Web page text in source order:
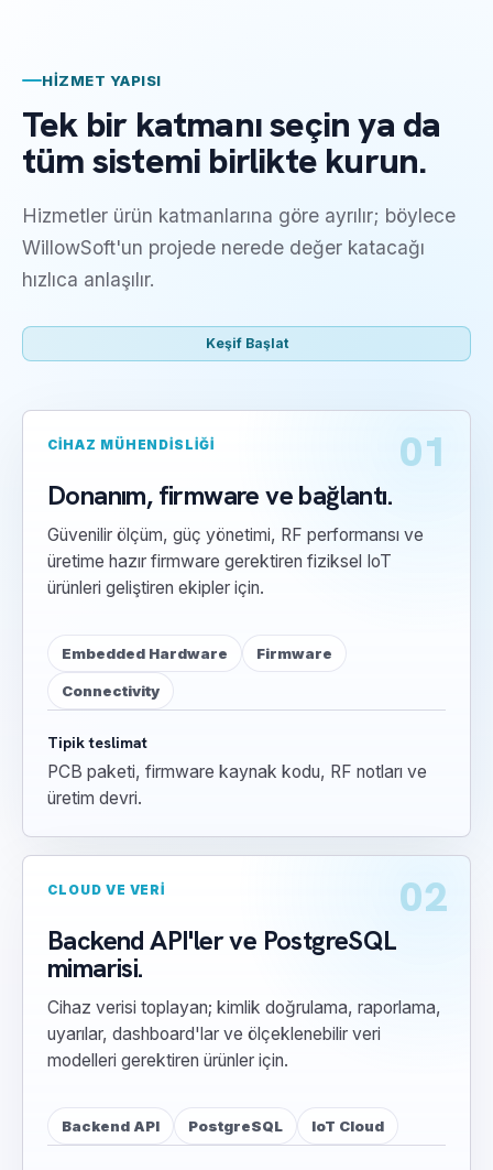
HIZMET YAPISI
Tek bir katmanı seçin ya da
tüm sistemi birlikte kurun.
Hizmetler ürün katmanlarına göre ayrılır; böylece
WillowSoft'un projede nerede değer katacağı
hızlıca anlaşılır.
Keşif Başlat
01
CIHAZ MÜHENDISLIĞI
Donanım, firmware ve bağlantı.
Güvenilir ölçüm, güç yönetimi, RF performansı ve
üretime hazır firmware gerektiren fiziksel IoT
ürünleri geliştiren ekipler için.
Embedded Hardware Firmware
Connectivity
Tipik teslimat
PCB paketi, firmware kaynak kodu, RF notları ve
üretim devri.
02
CLOUD VE VERI
Backend API'ler ve PostgreSQL
mimarisi.
Cihaz verisi toplayan; kimlik doğrulama, raporlama,
uyarılar, dashboard'lar ve ölçeklenebilir veri
modelleri gerektiren ürünler için.
Backend API PostgreSQL IoT Cloud